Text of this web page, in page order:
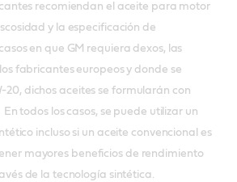
recomiendan el aceite para motor
y la especificación de
en que GM requiera dexos, las
fabricantes europeos y donde se
20, dichos aceites se formularán con
todos los casos, se puede utilizar un
incluso si un aceite convencional es
mayores beneficios de rendimiento
de la tecnología sintética.